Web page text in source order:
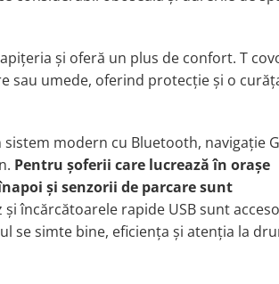
şi oferă un plus de confort. T
sau umede, oferind protecţie şi o
modern cu Bluetooth, navigaţie
Pentru şoferii care lucrează în oraşe
şi senzorii de parcare sunt
încărcătoarele rapide USB sunt
se simte bine, eficienţa şi atenţia la